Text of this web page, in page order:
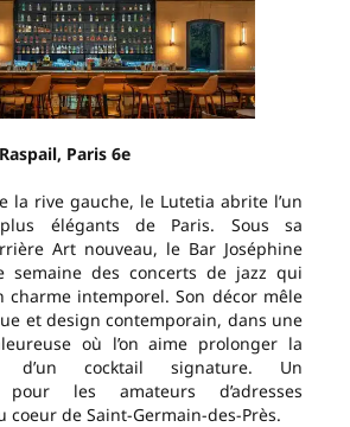
Paris 6e
la rive gauche, le Lutetia abrite l’un
élégants de Paris. Sous sa
Art nouveau, le Bar Joséphine
semaine des concerts de jazz qui
charme intemporel. Son décor mêle
et design contemporain, dans une
où l’on aime prolonger la
d’un cocktail signature. Un
pour les amateurs d’adresses
coeur de Saint-Germain-des-Près.